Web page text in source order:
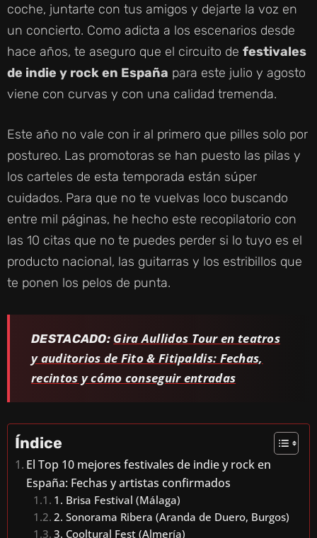
coche, juntarte con tus amigos y dejarte la voz en
un concierto. Como adicta a los escenarios desde
hace años, te aseguro que el circuito de festivales
de indie y rock en España para este julio y agosto
viene con curvas y con una calidad tremenda.
Este año no vale con ir al primero que pilles solo por
postureo. Las promotoras se han puesto las pilas y
los carteles de esta temporada están súper
cuidados. Para que no te vuelvas loco buscando
entre mil páginas, he hecho este recopilatorio con
las 10 citas que no te puedes perder si lo tuyo es el
producto nacional, las guitarras y los estribillos que
te ponen los pelos de punta.
DESTACADO: Gira Aullidos Tour en teatros
y auditorios de Fito & Fitipaldis: Fechas,
recintos y cómo conseguir entradas
Índice
El Top 10 mejores festivales de indie y rock en
España: Fechas y artistas confirmados
1. Brisa Festival (Málaga)
2. Sonorama Ribera (Aranda de Duero, Burgos)
3. Cooltural Fest (Almería)